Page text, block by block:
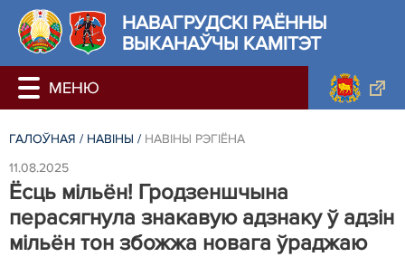
НАВАГРУДСКІ РАЁННЫ
ВЫКАНАЎЧЫ КАМІТЭТ
ГАЛОЎНАЯ / НАВIНЫ / НАВIНЫ РЭГIЁНА
11.08.2025
Ёсць мільён! Гродзеншчына
перасягнула знакавую адзнаку ў адзін
мільён тон збожжа новага ўраджаю